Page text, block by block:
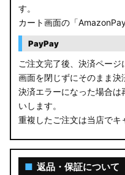
す。
カート画面の「
PayPay
ご注文完了後、決済ページ
画面を閉じずにそのまま決
決済エラーになった場合
いします。
重複したご注文は当店でキ
■ 返品・保証について